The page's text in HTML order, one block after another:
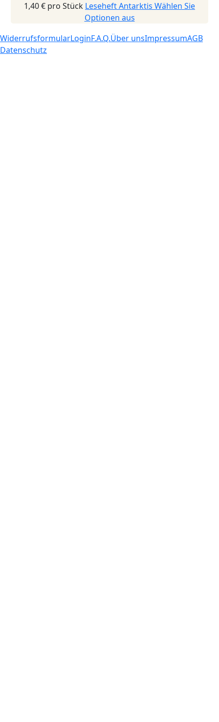
1,40 € pro Stück Leseheft Antarktis Wählen Sie
Optionen aus
WiderrufsformularLoginF.A.Q.Über unsImpressumAGB
Datenschutz